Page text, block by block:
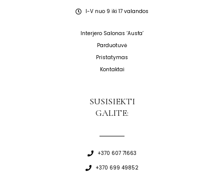
I-V nuo 9 iki 17 valandos
Interjero Salonas ‘Ausfa’
Parduotuvė
Pristatymas
Kontaktai
SUSISIEKTI
GALITE:
+370 607 71663
+370 699 49852